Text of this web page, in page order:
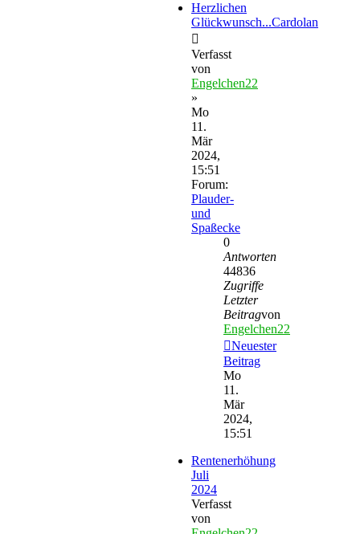
Herzlichen
Glückwunsch...Cardolan
Verfasst
von
Engelchen22
»
Mo
11.
Mär
2024,
15:51
Forum:
Plauder-
und
Spaßecke
0
Antworten
44836
Zugriffe
Letzter
Beitragvon
Engelchen22
Neuester
Beitrag
Mo
11.
Mär
2024,
15:51
Rentenerhöhung
Juli
2024
Verfasst
von